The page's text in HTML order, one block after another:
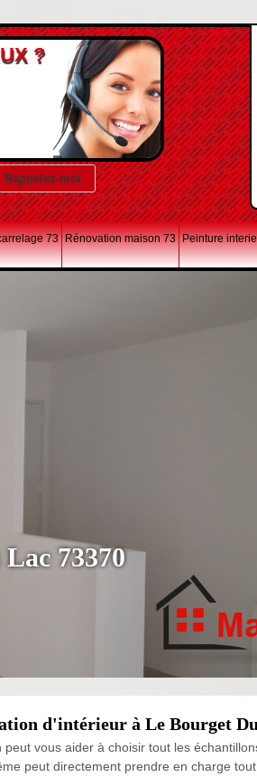
?
73 Rénovation maison 73 Peinture
73370
d'intérieur à Le Bourget
vous aider à choisir tout les
peut directement prendre en charge